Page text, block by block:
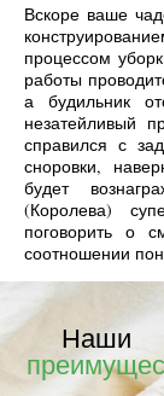
Вскоре ваше
процессом
работы
а будильник
незатейливый
справился с
сноровки,
будет
(Королева)
поговорить о
соотношении
Наши